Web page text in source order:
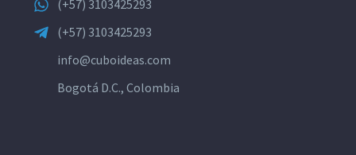
(+57) 3103425293
(+57) 3103425293
info@cuboideas.com
Bogotá D.C., Colombia